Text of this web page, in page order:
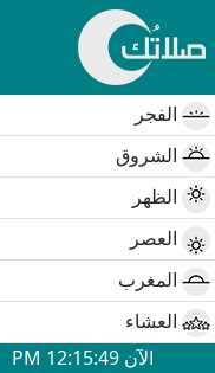
الفجر
الشروق
الظهر
العصر
المغرب
العشاء
الآن 12:15:49
PM